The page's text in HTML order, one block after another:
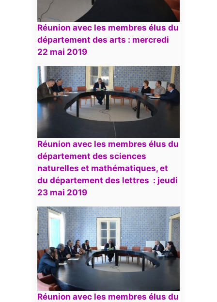
Réunion avec les membres élus du
département des arts : mercredi
22 mai 2019
Réunion avec les membres élus du
département des sciences
naturelles et mathématiques, et
du département des lettres : jeudi
23 mai 2019
Réunion avec les membres élus du